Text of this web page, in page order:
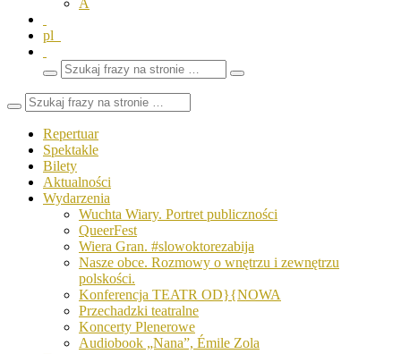
pl
Wyszukaj
frazy
Zamknij
Repertuar
Spektakle
Bilety
Aktualności
Wydarzenia
Wuchta Wiary. Portret publiczności
QueerFest
Wiera Gran. #slowoktorezabija
Nasze obce. Rozmowy o wnętrzu i zewnętrzu
polskości.
Konferencja TEATR OD}{NOWA
Przechadzki teatralne
Koncerty Plenerowe
Audiobook „Nana”, Émile Zola